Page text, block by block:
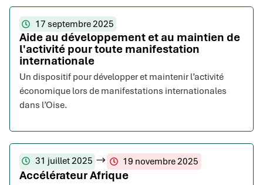
17 septembre 2025
Aide au développement et au maintien de
l'activité pour toute manifestation
internationale
Un dispositif pour développer et maintenir l’activité
économique lors de manifestations internationales
dans l’Oise.
31 juillet 2025 19 novembre 2025
Accélérateur Afrique